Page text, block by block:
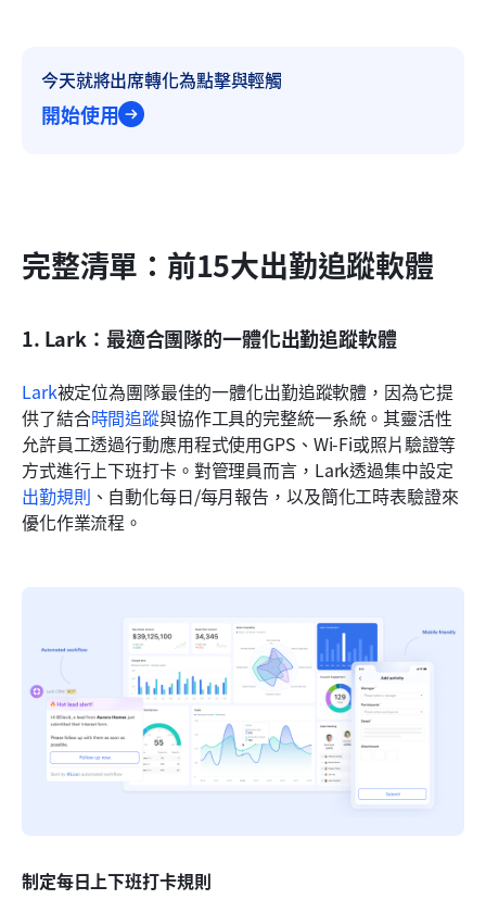
今天就將出席轉化為點擊與輕觸
開始使用
完整清單：前15大出勤追蹤軟體
1. Lark：最適合團隊的一體化出勤追蹤軟體
Lark被定位為團隊最佳的一體化出勤追蹤軟體，因為它提
供了結合時間追蹤與協作工具的完整統一系統。其靈活性
允許員工透過行動應用程式使用GPS、Wi-Fi或照片驗證等
方式進行上下班打卡。對管理員而言，Lark透過集中設定
出勤規則 、自動化每日/每月報告，以及簡化工時表驗證來
優化作業流程。
制定每日上下班打卡規則